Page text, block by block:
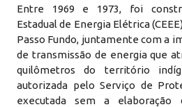
Entre 1969 e 1973, foi
Estadual de Energia Elétrica
Passo Fundo, juntamente com a
de transmissão de energia que
quilômetros do território
autorizada pelo Serviço de
executada sem a elaboração